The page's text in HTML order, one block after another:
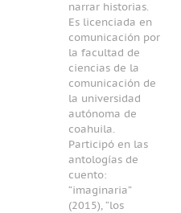
narrar historias.
Es licenciada en
comunicación por
la facultad de
ciencias de la
comunicación de
la universidad
autónoma de
coahuila.
Participó en las
antologías de
cuento:
“imaginaria”
(2015), “los